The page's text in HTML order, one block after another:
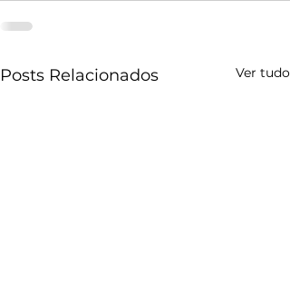
Posts Relacionados Ver tudo